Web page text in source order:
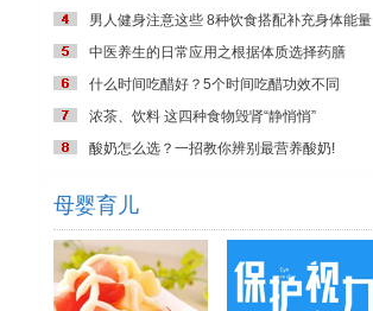
男人健身注意这些 8种饮食搭配补充身体能量
中医养生的日常应用之根据体质选择药膳
什么时间吃醋好？5个时间吃醋功效不同
浓茶、饮料 这四种食物毁肾“静悄悄”
酸奶怎么选？一招教你辨别最营养酸奶!
母婴育儿